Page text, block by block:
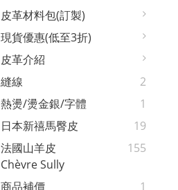
皮革材料包(訂製)
現貨優惠(低至3折)
皮革介紹
縫線
2
熱燙/燙金銀/字體
1
日本新禧馬臀皮
19
法國山羊皮
Chèvre Sully
155
商品補價 1